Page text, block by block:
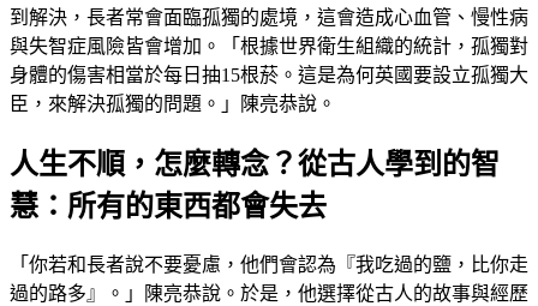
到解決，長者常會面臨孤獨的處境，這會造成心血管、慢性病
與失智症風險皆會增加。「根據世界衛生組織的統計，孤獨對
身體的傷害相當於每日抽15根菸。這是為何英國要設立孤獨大
臣，來解決孤獨的問題。」陳亮恭說。
人生不順，怎麼轉念？從古人學到的智
慧：所有的東西都會失去
「你若和長者說不要憂慮，他們會認為『我吃過的鹽，比你走
過的路多』。」陳亮恭說。於是，他選擇從古人的故事與經歷